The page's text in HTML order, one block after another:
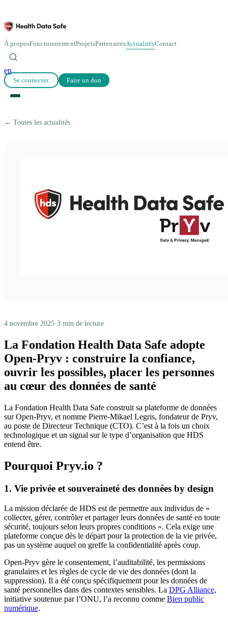
À proposFonctionnementProjetsPartenairesActualitésContact
en
Se connecter Faire un don
ouvrir fermer
← Toutes les actualités
4 novembre 2025·3 min de lecture
La Fondation Health Data Safe adopte
Open-Pryv : construire la confiance,
ouvrir les possibles, placer les personnes
au cœur des données de santé
La Fondation Health Data Safe construit sa plateforme de données
sur Open-Pryv, et nomme Pierre-Mikael Legris, fondateur de Pryv,
au poste de Directeur Technique (CTO). C’est à la fois un choix
technologique et un signal sur le type d’organisation que HDS
entend être.
Pourquoi Pryv.io ?
1. Vie privée et souveraineté des données by design
La mission déclarée de HDS est de permettre aux individus de «
collecter, gérer, contrôler et partager leurs données de santé en toute
sécurité, toujours selon leurs propres conditions ». Cela exige une
plateforme conçue dès le départ pour la protection de la vie privée,
pas un système auquel on greffe la confidentialité après coup.
Open-Pryv gère le consentement, l’auditabilité, les permissions
granulaires et les règles de cycle de vie des données (dont la
suppression). Il a été conçu spécifiquement pour les données de
santé personnelles dans des contextes sensibles. La DPG Alliance,
initiative soutenue par l’ONU, l’a reconnu comme Bien public
numérique.